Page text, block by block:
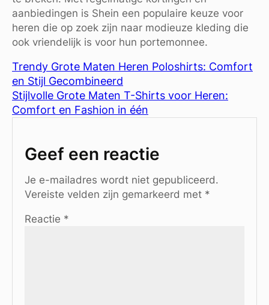
aanbiedingen is Shein een populaire keuze voor
heren die op zoek zijn naar modieuze kleding die
ook vriendelijk is voor hun portemonnee.
Trendy Grote Maten Heren Poloshirts: Comfort
en Stijl Gecombineerd
Stijlvolle Grote Maten T-Shirts voor Heren:
Comfort en Fashion in één
Geef een reactie
Je e-mailadres wordt niet gepubliceerd.
Vereiste velden zijn gemarkeerd met *
Reactie *